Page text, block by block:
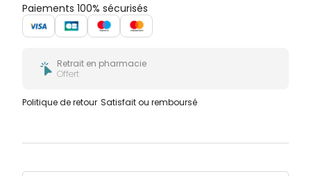
Paiements 100% sécurisés
Retrait en pharmacie
Offert
Politique de retour Satisfait ou remboursé